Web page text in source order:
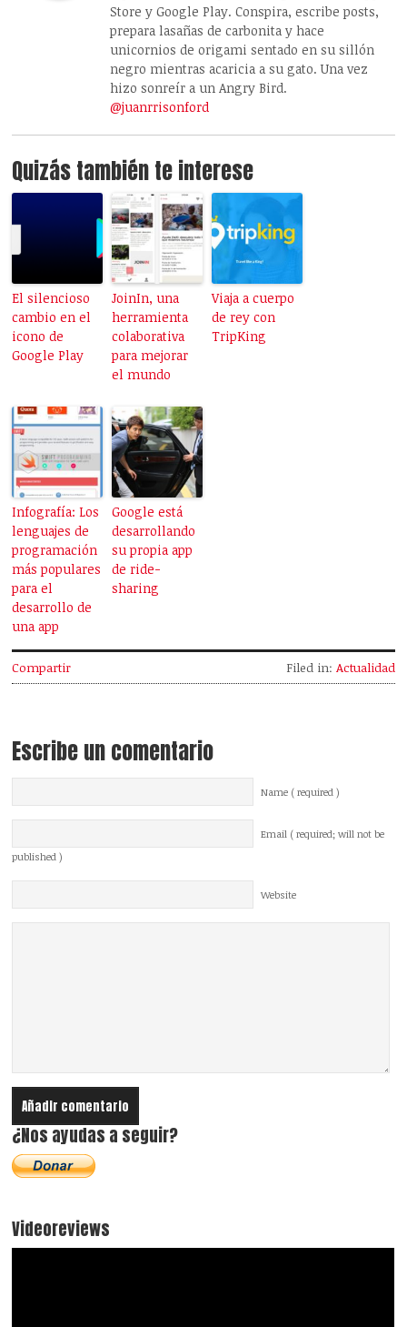
Store y Google Play. Conspira, escribe posts,
prepara lasañas de carbonita y hace
unicornios de origami sentado en su sillón
negro mientras acaricia a su gato. Una vez
hizo sonreír a un Angry Bird.
@juanrrisonford
Quizás también te interese
El silencioso
cambio en el
icono de
Google Play
JoinIn, una
herramienta
colaborativa
para mejorar
el mundo
Viaja a cuerpo
de rey con
TripKing
Infografía: Los
lenguajes de
programación
más populares
para el
desarrollo de
una app
Google está
desarrollando
su propia app
de ride-
sharing
Compartir Filed in: Actualidad
Escribe un comentario
Name ( required )
Email ( required; will not be
published )
Website
¿Nos ayudas a seguir?
Videoreviews